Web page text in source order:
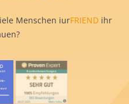
Menschen iurFRIEND ihr